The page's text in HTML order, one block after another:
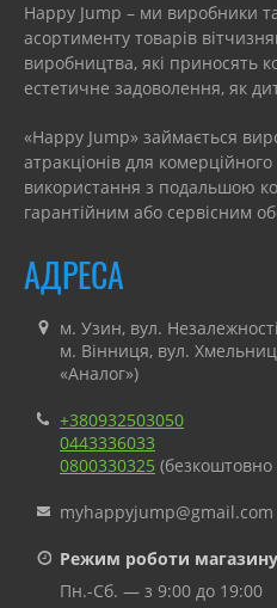
Happy Jump – ми виробники
асортименту товарів
виробництва, які приносять
естетичне задоволення, як
«Happy Jump» займається
атракціонів для комерційного
використання з подальшою
гарантійним або сервісним
АДРЕСА
м. Узин, вул.
м. Вінниця, вул.
«Аналог»)
+380932503050
0443336033
0800330325 (безкоштовно
myhappyjump@gmail.com
Режим роботи
Пн.-Сб. — з 9:00 до 19:00